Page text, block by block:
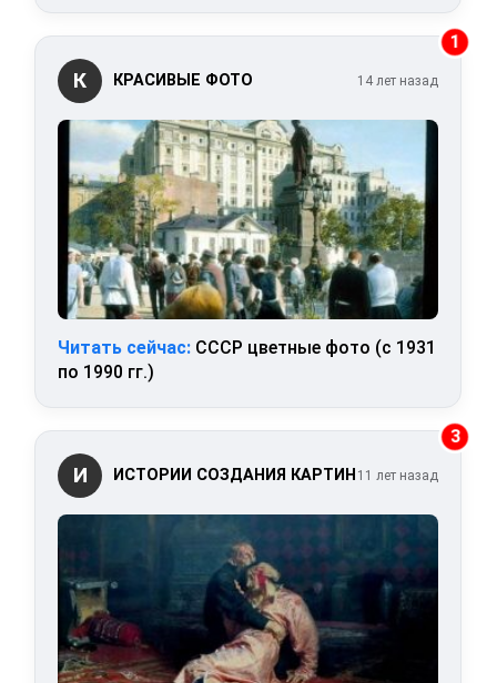
1
К КРАСИВЫЕ ФОТО 14 лет назад
Читать сейчас: СССР цветные фото (с 1931
по 1990 гг.)
3
И ИСТОРИИ СОЗДАНИЯ КАРТИН 11 лет назад